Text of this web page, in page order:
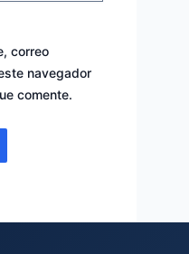
correo
navegador
comente.